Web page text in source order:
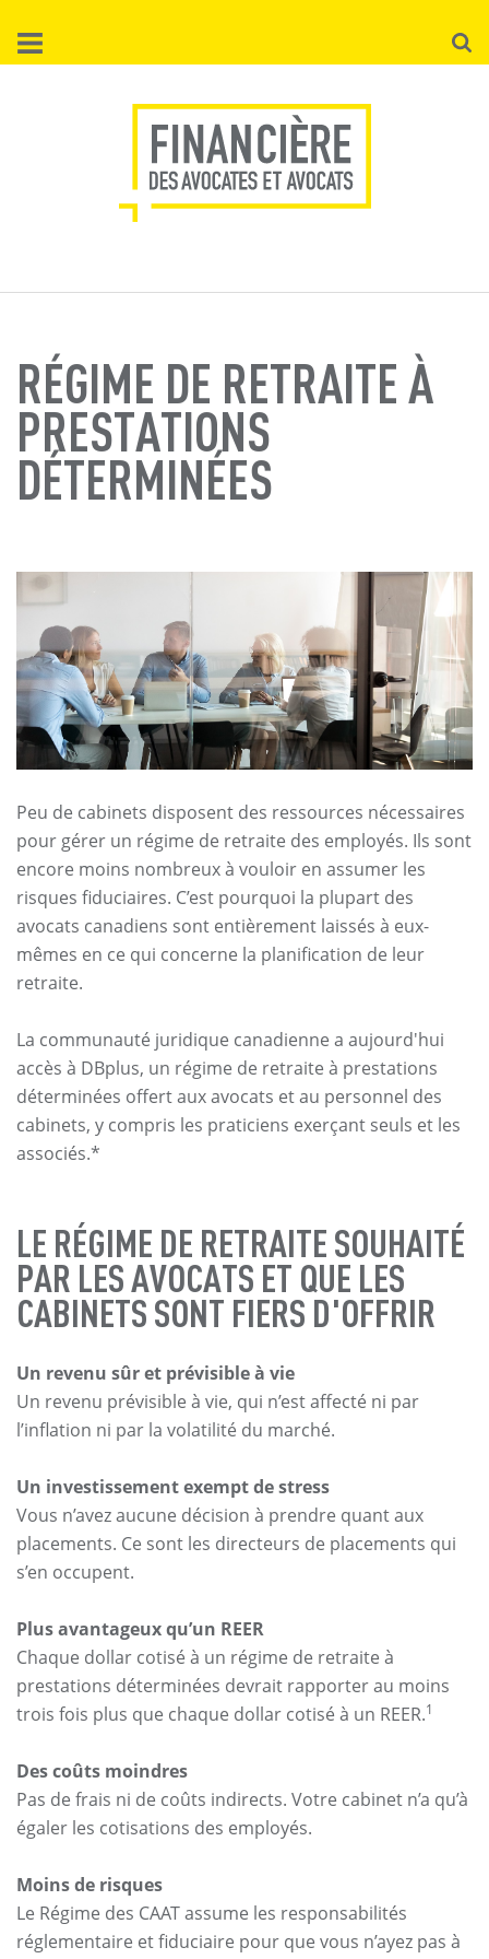
au
contenu
RÉGIME DE RETRAITE À
PRESTATIONS
DÉTERMINÉES
Peu de cabinets disposent des ressources nécessaires
pour gérer un régime de retraite des employés. Ils sont
encore moins nombreux à vouloir en assumer les
risques fiduciaires. C’est pourquoi la plupart des
avocats canadiens sont entièrement laissés à eux-
mêmes en ce qui concerne la planification de leur
retraite.
La communauté juridique canadienne a aujourd'hui
accès à DBplus, un régime de retraite à prestations
déterminées offert aux avocats et au personnel des
cabinets, y compris les praticiens exerçant seuls et les
associés.*
LE RÉGIME DE RETRAITE SOUHAITÉ
PAR LES AVOCATS ET QUE LES
CABINETS SONT FIERS D'OFFRIR
Un revenu sûr et prévisible à vie
Un revenu prévisible à vie, qui n’est affecté ni par
l’inflation ni par la volatilité du marché.
Un investissement exempt de stress
Vous n’avez aucune décision à prendre quant aux
placements. Ce sont les directeurs de placements qui
s’en occupent.
Plus avantageux qu’un REER
Chaque dollar cotisé à un régime de retraite à
prestations déterminées devrait rapporter au moins
trois fois plus que chaque dollar cotisé à un REER.1
Des coûts moindres
Pas de frais ni de coûts indirects. Votre cabinet n’a qu’à
égaler les cotisations des employés.
Moins de risques
Le Régime des CAAT assume les responsabilités
réglementaire et fiduciaire pour que vous n’ayez pas à